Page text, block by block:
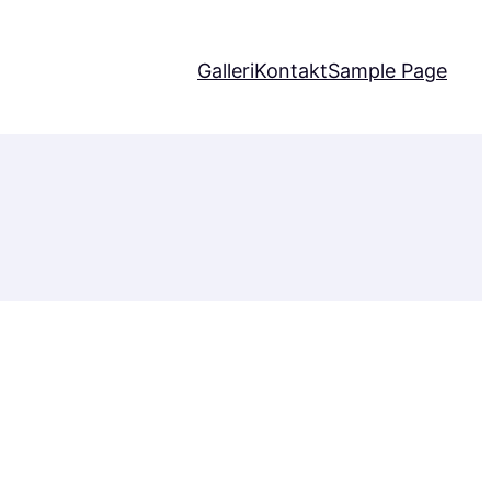
GalleriKontaktSample Page